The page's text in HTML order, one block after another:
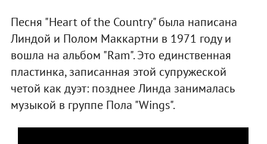
Песня "Heart of the Country" была написана
Линдой и Полом Маккартни в 1971 году и
вошла на альбом "Ram". Это единственная
пластинка, записанная этой супружеской
четой как дуэт: позднее Линда занималась
музыкой в группе Пола "Wings".